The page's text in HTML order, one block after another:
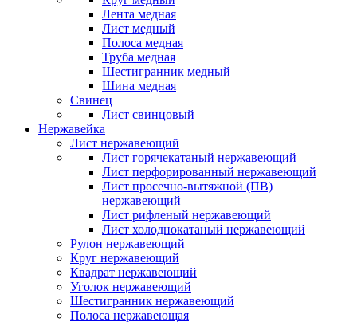
Лента медная
Лист медный
Полоса медная
Труба медная
Шестигранник медный
Шина медная
Свинец
Лист свинцовый
Нержавейка
Лист нержавеющий
Лист горячекатаный нержавеющий
Лист перфорированный нержавеющий
Лист просечно-вытяжной (ПВ)
нержавеющий
Лист рифленый нержавеющий
Лист холоднокатаный нержавеющий
Рулон нержавеющий
Круг нержавеющий
Квадрат нержавеющий
Уголок нержавеющий
Шестигранник нержавеющий
Полоса нержавеющая